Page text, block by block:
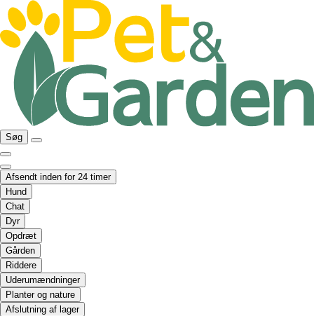
Søg
Afsendt inden for 24 timer
Hund
Chat
Dyr
Opdræt
Gården
Riddere
Uderumændninger
Planter og nature
Afslutning af lager